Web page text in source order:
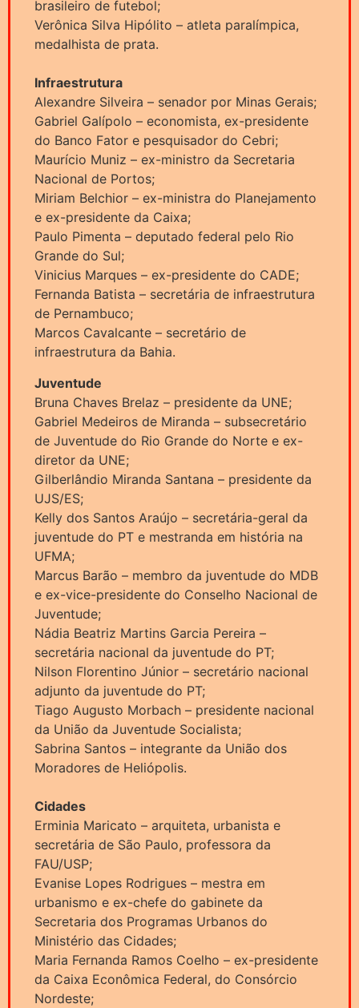
brasileiro de futebol;
Verônica Silva Hipólito – atleta paralímpica,
medalhista de prata.
Infraestrutura
Alexandre Silveira – senador por Minas Gerais;
Gabriel Galípolo – economista, ex-presidente
do Banco Fator e pesquisador do Cebri;
Maurício Muniz – ex-ministro da Secretaria
Nacional de Portos;
Miriam Belchior – ex-ministra do Planejamento
e ex-presidente da Caixa;
Paulo Pimenta – deputado federal pelo Rio
Grande do Sul;
Vinicius Marques – ex-presidente do CADE;
Fernanda Batista – secretária de infraestrutura
de Pernambuco;
Marcos Cavalcante – secretário de
infraestrutura da Bahia.
Juventude
Bruna Chaves Brelaz – presidente da UNE;
Gabriel Medeiros de Miranda – subsecretário
de Juventude do Rio Grande do Norte e ex-
diretor da UNE;
Gilberlândio Miranda Santana – presidente da
UJS/ES;
Kelly dos Santos Araújo – secretária-geral da
juventude do PT e mestranda em história na
UFMA;
Marcus Barão – membro da juventude do MDB
e ex-vice-presidente do Conselho Nacional de
Juventude;
Nádia Beatriz Martins Garcia Pereira –
secretária nacional da juventude do PT;
Nilson Florentino Júnior – secretário nacional
adjunto da juventude do PT;
Tiago Augusto Morbach – presidente nacional
da União da Juventude Socialista;
Sabrina Santos – integrante da União dos
Moradores de Heliópolis.
Cidades
Erminia Maricato – arquiteta, urbanista e
secretária de São Paulo, professora da
FAU/USP;
Evanise Lopes Rodrigues – mestra em
urbanismo e ex-chefe do gabinete da
Secretaria dos Programas Urbanos do
Ministério das Cidades;
Maria Fernanda Ramos Coelho – ex-presidente
da Caixa Econômica Federal, do Consórcio
Nordeste;